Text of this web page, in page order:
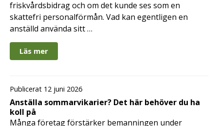
friskvårdsbidrag och om det kunde ses som en
skattefri personalförmån. Vad kan egentligen en
anställd använda sitt …
Läs mer
Publicerat 12 juni 2026
Anställa sommarvikarier? Det här behöver du ha
koll på
Många företag förstärker bemanningen under